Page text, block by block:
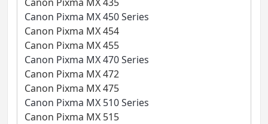
Canon Pixma MX 450 Series
Canon Pixma MX 454
Canon Pixma MX 455
Canon Pixma MX 470 Series
Canon Pixma MX 472
Canon Pixma MX 475
Canon Pixma MX 510 Series
Canon Pixma MX 515